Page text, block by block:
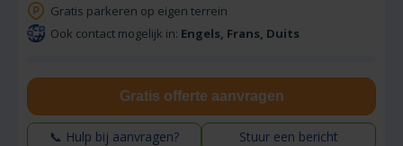
Gratis parkeren op eigen terrein
Ook contact mogelijk in: Engels, Frans, Duits
Gratis offerte aanvragen
📞 Hulp bij aanvragen? Stuur een bericht